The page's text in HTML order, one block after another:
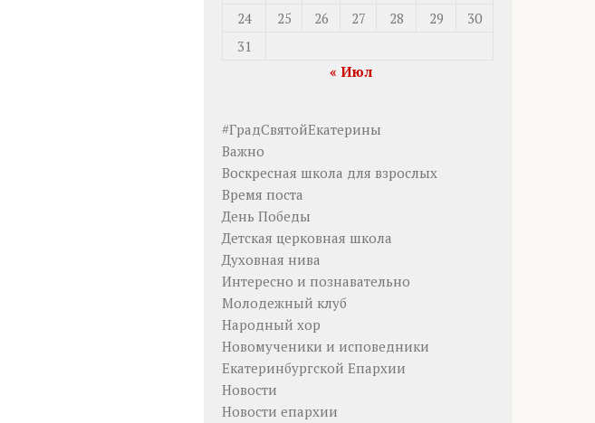
24
25 26 27 28 29
30
31
« Июл
#ГрадСвятойЕкатерины
Важно
Воскресная школа для взрослых
Время поста
День Победы
Детская церковная школа
Духовная нива
Интересно и познавательно
Молодежный клуб
Народный хор
Новомученики и исповедники
Екатеринбургской Епархии
Новости
Новости епархии